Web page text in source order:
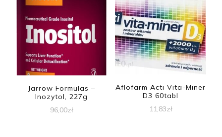
Jarrow Formulas –
Inozytol, 227g
96,00zł
Aflofarm Acti Vita-Miner
D3 60tabl
11,83zł